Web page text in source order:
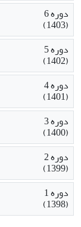
دوره 6
(1403)
دوره 5
(1402)
دوره 4
(1401)
دوره 3
(1400)
دوره 2
(1399)
دوره 1
(1398)